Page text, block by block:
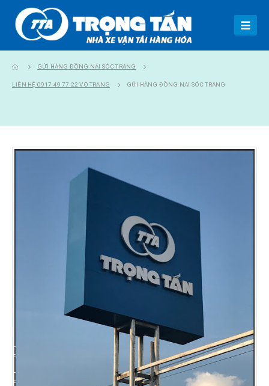
GỬI HÀNG ĐỒNG NAI SÓC TRĂNG
LIÊN HỆ 0917 49 77 22 VÕ TRANG GỬI HÀNG ĐỒNG NAI SÓC TRĂNG